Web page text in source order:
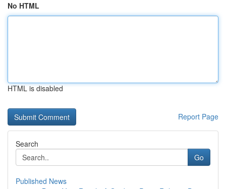
No HTML
HTML is disabled
Report Page
Search
Go
Published News